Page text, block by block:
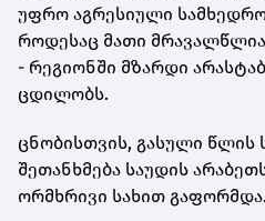
უფრო აგრესიული
როდესაც მათი
- რეგიონში მზარდი
ცდილობს.
ცნობისთვის, გასული წლის
შეთანხმება საუდის
ორმხრივი სახით გაფორმდა.